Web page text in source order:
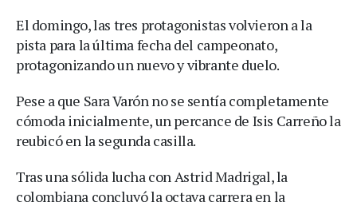
El domingo, las tres protagonistas volvieron a la
pista para la última fecha del campeonato,
protagonizando un nuevo y vibrante duelo.
Pese a que Sara Varón no se sentía completamente
cómoda inicialmente, un percance de Isis Carreño la
reubicó en la segunda casilla.
Tras una sólida lucha con Astrid Madrigal, la
colombiana concluyó la octava carrera en la